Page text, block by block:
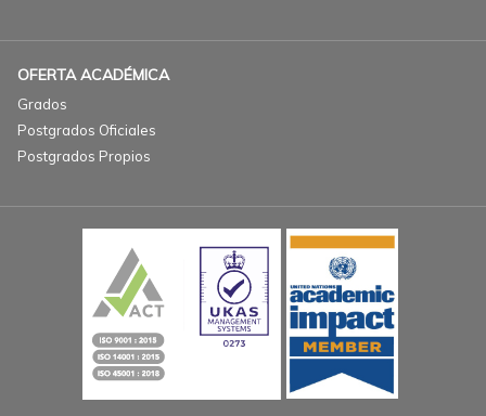
OFERTA ACADÉMICA
Grados
Postgrados Oficiales
Postgrados Propios